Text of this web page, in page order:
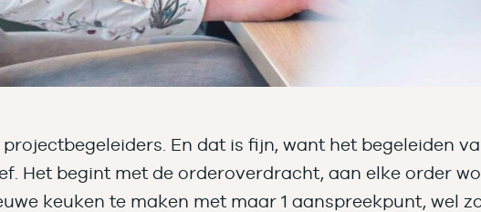
En dat is fijn, want het begeleiden
Het begint met de orderoverdracht, aan elke order
keuken te maken met maar 1 aanspreekpunt, wel